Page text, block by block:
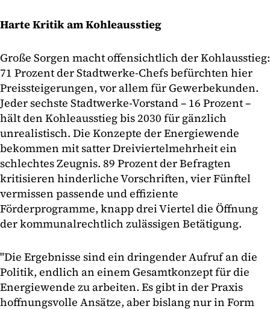
Harte Kritik am Kohleausstieg
Große Sorgen macht offensichtlich der Kohlausstieg:
71 Prozent der Stadtwerke-Chefs befürchten hier
Preissteigerungen, vor allem für Gewerbekunden.
Jeder sechste Stadtwerke-Vorstand – 16 Prozent –
hält den Kohleausstieg bis 2030 für gänzlich
unrealistisch. Die Konzepte der Energiewende
bekommen mit satter Dreiviertelmehrheit ein
schlechtes Zeugnis. 89 Prozent der Befragten
kritisieren hinderliche Vorschriften, vier Fünftel
vermissen passende und effiziente
Förderprogramme, knapp drei Viertel die Öffnung
der kommunalrechtlich zulässigen Betätigung.
"Die Ergebnisse sind ein dringender Aufruf an die
Politik, endlich an einem Gesamtkonzept für die
Energiewende zu arbeiten. Es gibt in der Praxis
hoffnungsvolle Ansätze, aber bislang nur in Form